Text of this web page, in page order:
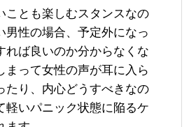
ことも楽しむスタンスなの
男性の場合、予定外になっ
れば良いのか分からなくな
まって女性の声が耳に入ら
たり、内心どうすべきなの
軽いパニック状態に陥るケ